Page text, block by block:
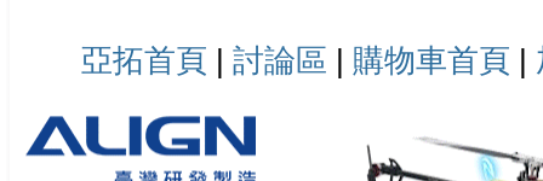
亞拓首頁 | 討論區 | 購物車首頁 |